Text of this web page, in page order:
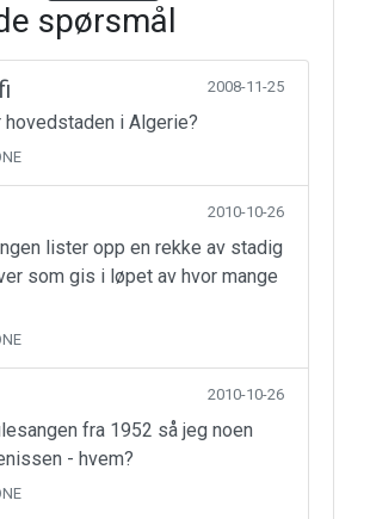
spørsmål
2008-11-25
hovedstaden i Algerie?
2010-10-26
lister opp en rekke av stadig
som gis i løpet av hvor mange
2010-10-26
fra 1952 så jeg noen
- hvem?